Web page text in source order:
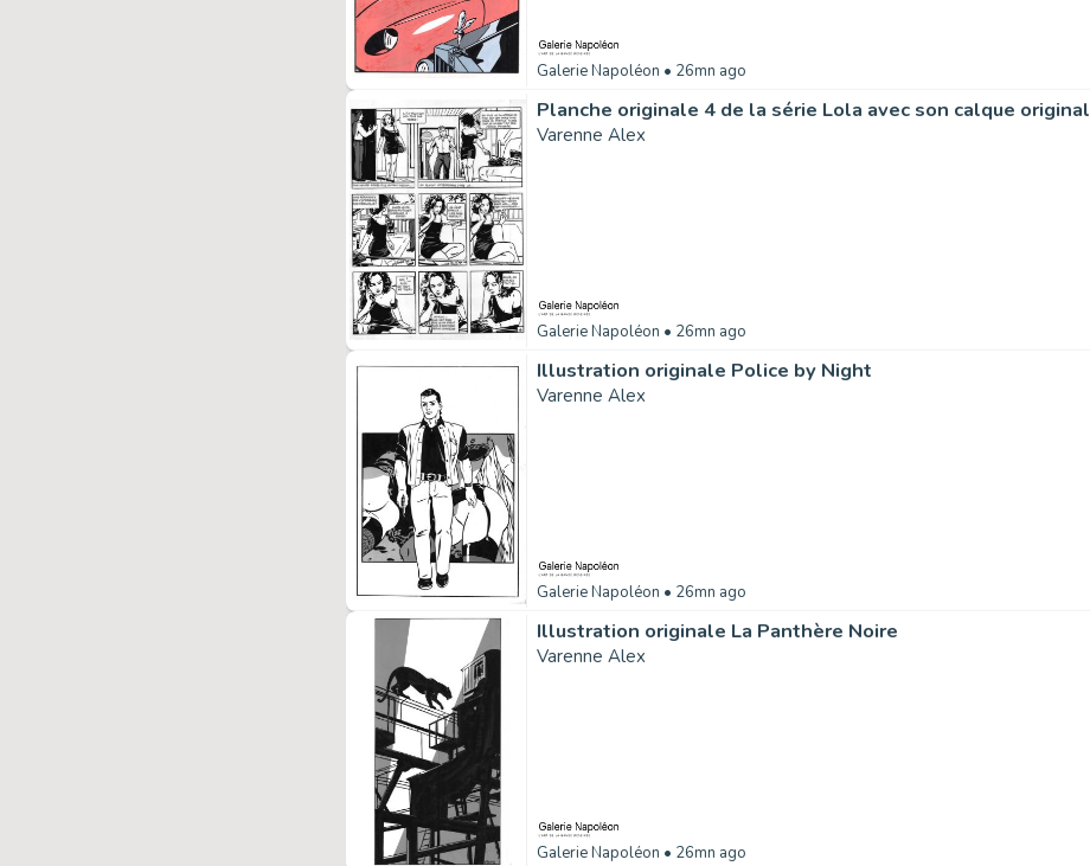
Galerie Napoléon • 26mn ago
Planche originale 4 de la série Lola avec son calque original
Varenne Alex
Galerie Napoléon • 26mn ago
Illustration originale Police by Night
Varenne Alex
Galerie Napoléon • 26mn ago
Illustration originale La Panthère Noire
Varenne Alex
Galerie Napoléon • 26mn ago